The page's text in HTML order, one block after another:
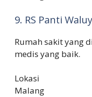
9. RS Panti
Rumah sakit yang
medis yang baik.
Lokasi
Malang